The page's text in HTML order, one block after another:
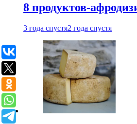
8 продуктов-
3 года спустя2 года спустя